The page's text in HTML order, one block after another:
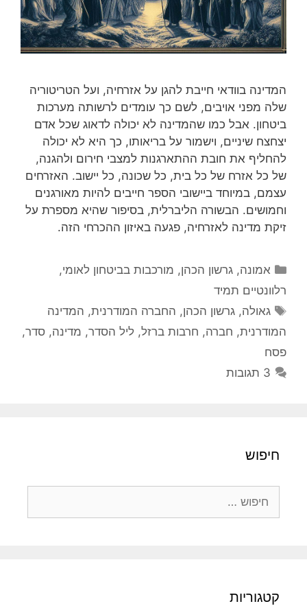
המדינה בוודאי חייבת להגן על אזרחיה, ועל הטריטוריה
שלה מפני אויבים, לשם כך עומדים לרשותה מערכות
ביטחון. אבל כמו שהמדינה לא יכולה לדאוג שכל אדם
יצחצח שיניים, וישמור על בריאותו, כך היא לא יכולה
להחליף את חובת ההתארגנות למצבי חירום ולהגנה,
של כל אזרח של כל בית, כל שכונה, כל יישוב. האזרחים
עצמם, במיוחד ביישובי הספר חייבים להיות מאורגנים
וחמושים. הבשורה הליברלית, בסיפור שהיא מספרת על
זיקת מדינה לאזרחיה, פגעה באיזון ההכרחי הזה.
קטגוריות
אמונה,גרשון הכהן, מורכבות בביטחון לאומי,
רלוונטיים תמיד
תגיות
גאולה,גרשון הכהן, החברה המודרנית, המדינה
המודרנית, חברה, חרבות ברזל, ליל הסדר, מדינה, סדר,
פסח
3 תגובות
חיפוש
קטגוריות